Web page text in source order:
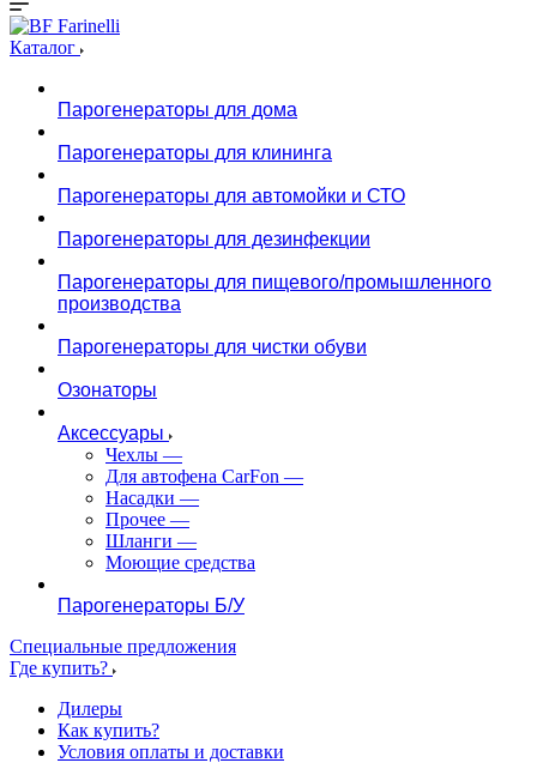
Каталог
Парогенераторы для дома
Парогенераторы для клининга
Парогенераторы для автомойки и СТО
Парогенераторы для дезинфекции
Парогенераторы для пищевого/промышленного
производства
Парогенераторы для чистки обуви
Озонаторы
Аксессуары
Чехлы —
Для автофена CarFon —
Насадки —
Прочее —
Шланги —
Моющие средства
Парогенераторы Б/У
Специальные предложения
Где купить?
Дилеры
Как купить?
Условия оплаты и доставки